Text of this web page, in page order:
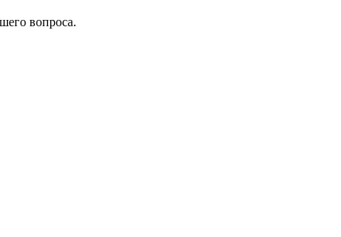
вопроса.